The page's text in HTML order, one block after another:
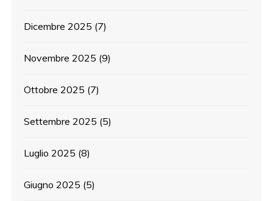
Dicembre 2025 (7)
Novembre 2025 (9)
Ottobre 2025 (7)
Settembre 2025 (5)
Luglio 2025 (8)
Giugno 2025 (5)